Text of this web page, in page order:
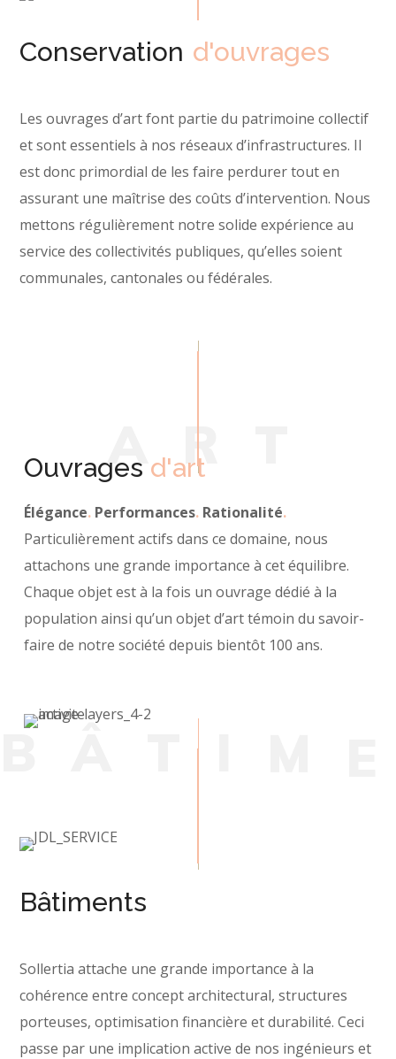
Conservation d'ouvrages
Les ouvrages d’art font partie du patrimoine collectif
et sont essentiels à nos réseaux d’infrastructures. Il
est donc primordial de les faire perdurer tout en
assurant une maîtrise des coûts d’intervention. Nous
mettons régulièrement notre solide expérience au
service des collectivités publiques, qu’elles soient
communales, cantonales ou fédérales.
AR
Ouvrages d'art
Élégance. Performances. Rationalité.
Particulièrement actifs dans ce domaine, nous
attachons une grande importance à cet équilibre.
Chaque objet est à la fois un ouvrage dédié à la
population ainsi qu’un objet d’art témoin du savoir-
faire de notre société depuis bientôt 100 ans.
T
Bâtiments
Sollertia attache une grande importance à la
cohérence entre concept architectural, structures
porteuses, optimisation financière et durabilité. Ceci
passe par une implication active de nos ingénieurs et